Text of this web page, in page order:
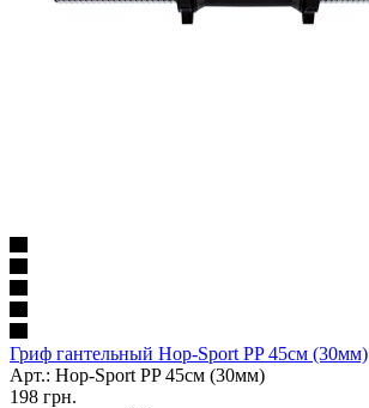
Гриф гантельный Hop-Sport PP 45см (30мм)
Арт.: Hop-Sport PP 45см (30мм)
198 грн.